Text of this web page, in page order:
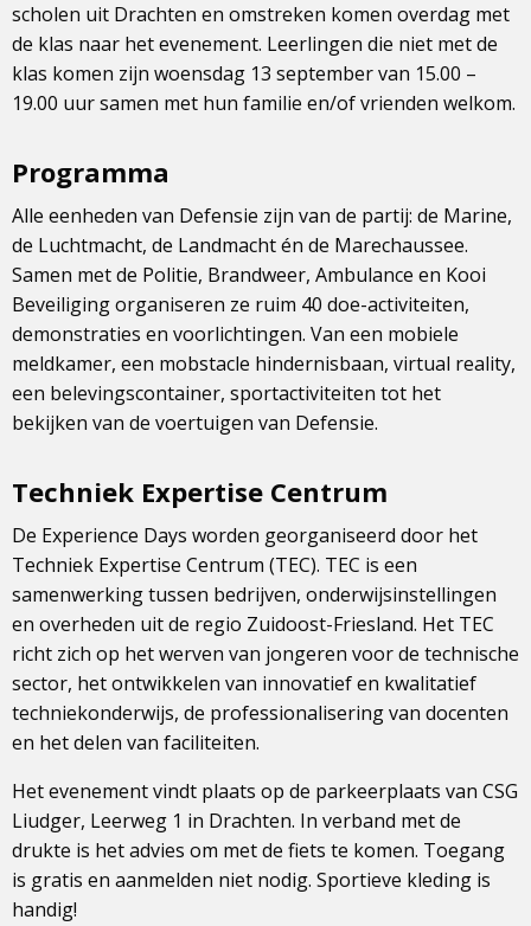
scholen uit Drachten en omstreken komen overdag met
de klas naar het evenement. Leerlingen die niet met de
klas komen zijn woensdag 13 september van 15.00 –
19.00 uur samen met hun familie en/of vrienden welkom.
Programma
Alle eenheden van Defensie zijn van de partij: de Marine,
de Luchtmacht, de Landmacht én de Marechaussee.
Samen met de Politie, Brandweer, Ambulance en Kooi
Beveiliging organiseren ze ruim 40 doe-activiteiten,
demonstraties en voorlichtingen. Van een mobiele
meldkamer, een mobstacle hindernisbaan, virtual reality,
een belevingscontainer, sportactiviteiten tot het
bekijken van de voertuigen van Defensie.
Techniek Expertise Centrum
De Experience Days worden georganiseerd door het
Techniek Expertise Centrum (TEC). TEC is een
samenwerking tussen bedrijven, onderwijsinstellingen
en overheden uit de regio Zuidoost-Friesland. Het TEC
richt zich op het werven van jongeren voor de technische
sector, het ontwikkelen van innovatief en kwalitatief
techniekonderwijs, de professionalisering van docenten
en het delen van faciliteiten.
Het evenement vindt plaats op de parkeerplaats van CSG
Liudger, Leerweg 1 in Drachten. In verband met de
drukte is het advies om met de fiets te komen. Toegang
is gratis en aanmelden niet nodig. Sportieve kleding is
handig!